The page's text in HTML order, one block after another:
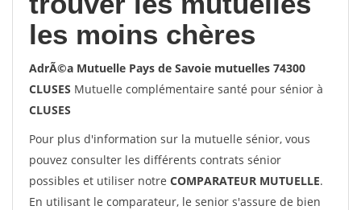
les moins chères
AdrÃ©a Mutuelle Pays de Savoie mutuelles 74300
CLUSES Mutuelle complémentaire santé pour sénior à
CLUSES
Pour plus d'information sur la mutuelle sénior, vous
pouvez consulter les différents contrats sénior
possibles et utiliser notre COMPARATEUR MUTUELLE.
En utilisant le comparateur, le senior s'assure de bien